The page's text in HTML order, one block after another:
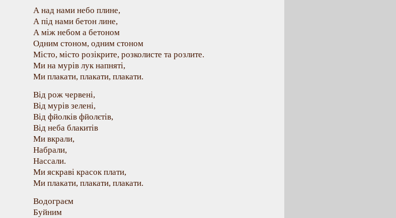
А над нами небо плине,
А під нами бетон лине,
А між небом а бетоном
Одним стоном, одним стоном
Місто, місто розікрите, розколисте та розлите.
Ми на мурів лук напняті,
Ми плакати, плакати, плакати.
Від рож червені,
Від мурів зелені,
Від фйолків фйолєтів,
Від неба блакитів
Ми вкрали,
Набрали,
Нассали.
Ми яскраві красок плати,
Ми плакати, плакати, плакати.
Водограєм
Буйним